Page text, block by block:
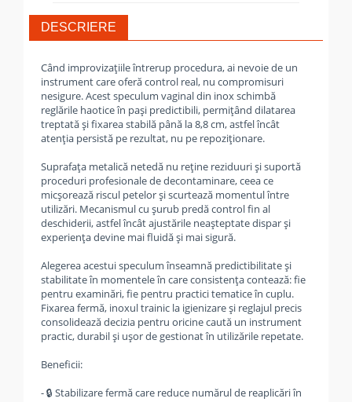
DESCRIERE
Când improvizațiile întrerup procedura, ai nevoie de un
instrument care oferă control real, nu compromisuri
nesigure. Acest speculum vaginal din inox schimbă
reglările haotice în pași predictibili, permițând dilatarea
treptată și fixarea stabilă până la 8,8 cm, astfel încât
atenția persistă pe rezultat, nu pe repoziționare.
Suprafața metalică netedă nu reține reziduuri și suportă
proceduri profesionale de decontaminare, ceea ce
micșorează riscul petelor și scurtează momentul între
utilizări. Mecanismul cu șurub predă control fin al
deschiderii, astfel încât ajustările neașteptate dispar și
experiența devine mai fluidă și mai sigură.
Alegerea acestui speculum înseamnă predictibilitate și
stabilitate în momentele în care consistența contează: fie
pentru examinări, fie pentru practici tematice în cuplu.
Fixarea fermă, inoxul trainic la igienizare și reglajul precis
consolidează decizia pentru oricine caută un instrument
practic, durabil și ușor de gestionat în utilizările repetate.
Beneficii:
- 🔒 Stabilizare fermă care reduce numărul de reaplicări în